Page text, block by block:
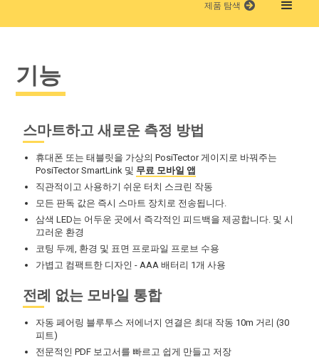
제품 탐색
기능
스마트하고 새로운 측정 방법
휴대폰 또는 태블릿을 가상의 PosiTector 게이지로 바꿔주는
PosiTector SmartLink 및 무료 모바일 앱
직관적이고 사용하기 쉬운 터치 스크린 작동
모든 판독 값은 즉시 스마트 장치로 전송됩니다.
삼색 LED는 어두운 곳에서 즉각적인 피드백을 제공합니다. 및 시
끄러운 환경
코팅 두께, 환경 및 표면 프로파일 프로브 수용
가볍고 컴팩트한 디자인 - AAA 배터리 1개 사용
전례 없는 모바일 통합
자동 페어링 블루투스 저에너지 연결은 최대 작동 10m 거리 (30
피트)
전문적인 PDF 보고서를 빠르고 쉽게 만들고 저장